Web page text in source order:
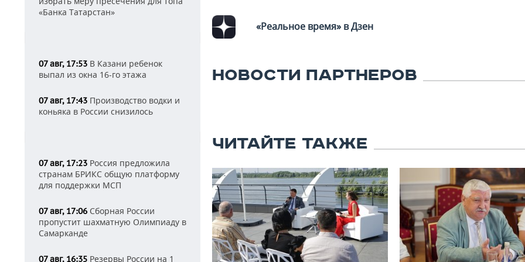
«Банка Татарстан»
07 авг, 17:53 В Казани ребенок
выпал из окна 16-го этажа
07 авг, 17:43 Производство водки и
коньяка в России снизилось
07 авг, 17:23 Россия предложила
странам БРИКС общую платформу
для поддержки МСП
07 авг, 17:06 Сборная России
пропустит шахматную Олимпиаду в
Самарканде
07 авг, 16:35 Резервы России на 1
«Реальное время» в Дзен
НОВОСТИ ПАРТНЕРОВ
ЧИТАЙТЕ ТАКЖЕ